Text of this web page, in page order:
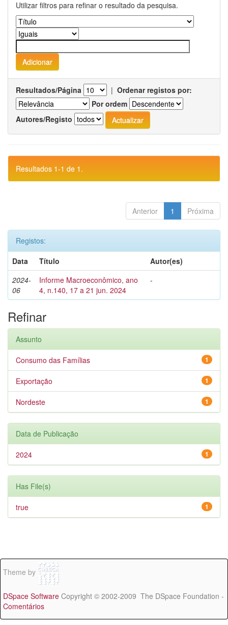
Utilizar filtros para refinar o resultado da pesquisa.
Resultados/Página | Ordenar registos por:
Por ordem
Autores/Registo
Resultados 1-1 de 1.
Anterior 1 Próxima
Registos:
Data
Título
Autor(es)
2024-
06
Informe Macroeconômico, ano
4, n.140, 17 a 21 jun. 2024
-
Refinar
Assunto
1
Consumo das Famílias
1
Exportação
1
Nordeste
Data de Publicação
1
2024
Has File(s)
1
true
Theme by
DSpace Software Copyright © 2002-2009 The DSpace Foundation -
Comentários